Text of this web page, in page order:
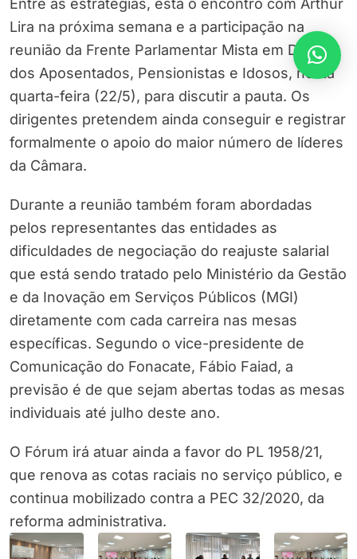
Entre as estratégias, está o encontro com Arthur
Lira na próxima semana e a participação na
reunião da Frente Parlamentar Mista em Defesa
dos Aposentados, Pensionistas e Idosos, nesta
quarta-feira (22/5), para discutir a pauta. Os
dirigentes pretendem ainda conseguir e registrar
formalmente o apoio do maior número de líderes
da Câmara.
Durante a reunião também foram abordadas
pelos representantes das entidades as
dificuldades de negociação do reajuste salarial
que está sendo tratado pelo Ministério da Gestão
e da Inovação em Serviços Públicos (MGI)
diretamente com cada carreira nas mesas
específicas. Segundo o vice-presidente de
Comunicação do Fonacate, Fábio Faiad, a
previsão é de que sejam abertas todas as mesas
individuais até julho deste ano.
O Fórum irá atuar ainda a favor do PL 1958/21,
que renova as cotas raciais no serviço público, e
continua mobilizado contra a PEC 32/2020, da
reforma administrativa.